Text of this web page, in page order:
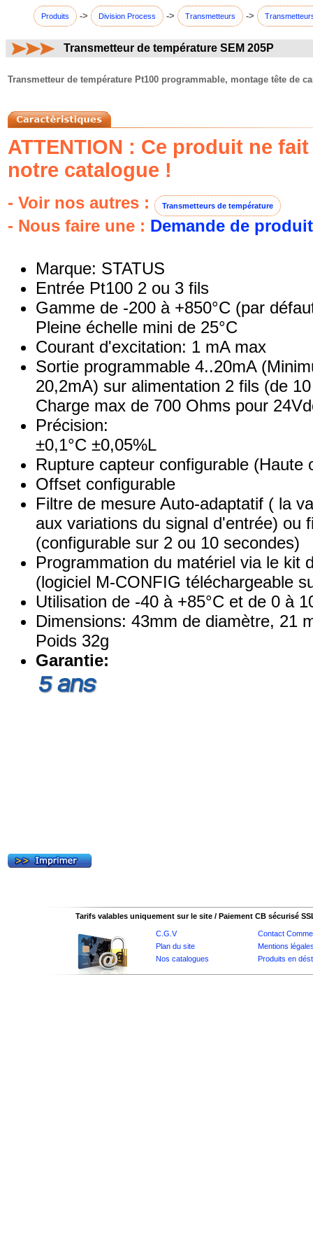
Produits -> Division Process -> Transmetteurs ->
Transmetteur de température SEM 205P
Transmetteur de température Pt100 programmable, montage tête de
ATTENTION : Ce produit ne
notre catalogue !
- Voir nos autres : Transmetteurs de température
- Nous faire une : Demande de
Marque: STATUS
Entrée Pt100 2 ou 3 fils
Gamme de -200 à +850°C (par
Pleine échelle mini de 25°C
Courant d'excitation: 1 mA max
Sortie programmable 4..20mA
20,2mA) sur alimentation 2 fils (de
Charge max de 700 Ohms pour
Précision:
±0,1°C ±0,05%L
Rupture capteur configurable (Haute
Offset configurable
Filtre de mesure Auto-adaptatif ( la
aux variations du signal d'entrée) ou
(configurable sur 2 ou 10 secondes)
Programmation du matériel via le kit
(logiciel M-CONFIG téléchargeable
Utilisation de -40 à +85°C et de 0 à
Dimensions: 43mm de diamètre, 21
Poids 32g
Garantie:
Tarifs valables uniquement sur le site / Paiement CB sécurisé
C.G.V
Contact
Plan du site
Mentions
Nos catalogues
Produits en